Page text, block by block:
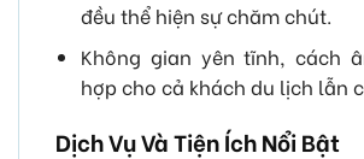
đều thể hiện sự chăm chút.
Không gian yên tĩnh, cách
hợp cho cả khách du lịch lẫn
Dịch Vụ Và Tiện Ích Nổi Bật